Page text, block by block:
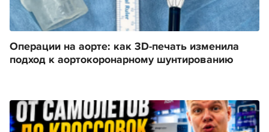
Операции на аорте: как 3D-печать изменила
подход к аортокоронарному шунтированию